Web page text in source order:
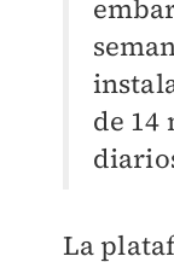
de 14
La